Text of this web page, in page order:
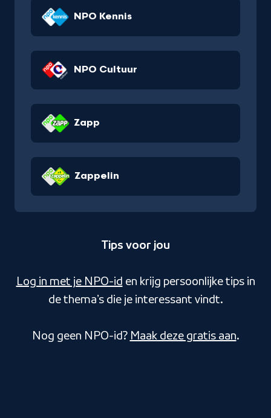
NPO Kennis
NPO Cultuur
Zapp
Zappelin
Tips voor jou
Log in met je NPO-id en krijg persoonlijke tips in
de thema’s die je interessant vindt.
Nog geen NPO-id? Maak deze gratis aan.